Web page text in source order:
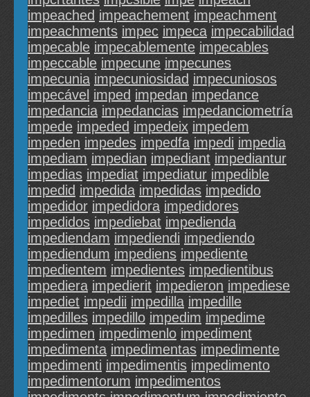
impeached impeachement impeachment
impeachments impec impeca impecabilidad
impecable impecablemente impecables
impeccable impecune impecunes
impecunia impecuniosidad impecuniosos
impecável imped impedan impedance
impedancia impedancias impedanciometría
impede impeded impedeix impedem
impeden impedes impedfa impedi impedia
impediam impedian impediant impediantur
impedias impediat impediatur impedible
impedid impedida impedidas impedido
impedidor impedidora impedidores
impedidos impediebat impedienda
impediendam impediendi impediendo
impediendum impediens impediente
impedientem impedientes impedientibus
impediera impedierit impedieron impediese
impediet impedii impedilla impedille
impedilles impedillo impedim impedime
impedimen impedimenlo impediment
impedimenta impedimentas impedimente
impedimenti impedimentis impedimento
impedimentorum impedimentos